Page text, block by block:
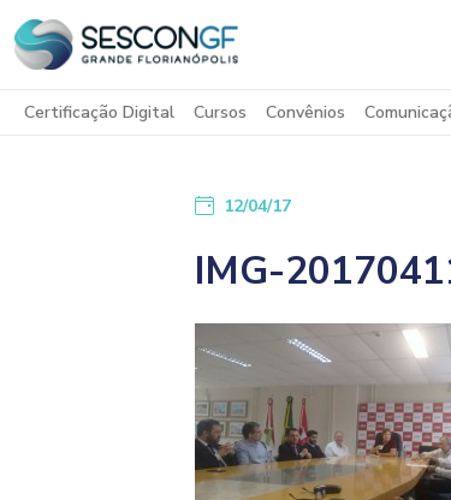
Certificação Digital Cursos Convênios
12/04/17
IMG-